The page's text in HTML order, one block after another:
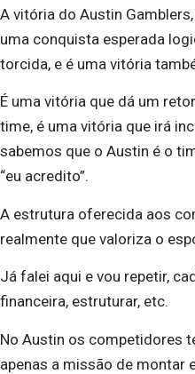
A vitória do Austin
uma conquista esperada
torcida, e é uma vitória
É uma vitória que dá um
time, é uma vitória que irá
sabemos que o Austin é o
“eu acredito”.
A estrutura oferecida aos
realmente que valoriza o
Já falei aqui e vou repetir,
financeira, estruturar, etc.
No Austin os competidores
apenas a missão de montar